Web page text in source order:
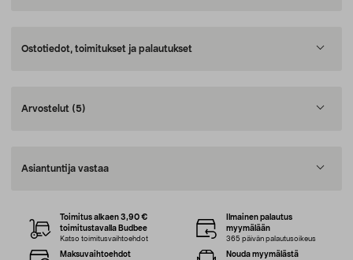
Ostotiedot, toimitukset ja palautukset
Arvostelut (5)
Asiantuntija vastaa
Toimitus alkaen 3,90 €
toimitustavalla Budbee
Katso toimitusvaihtoehdot
Ilmainen palautus
myymälään
365 päivän palautusoikeus
Maksuvaihtoehdot Nouda myymälästä